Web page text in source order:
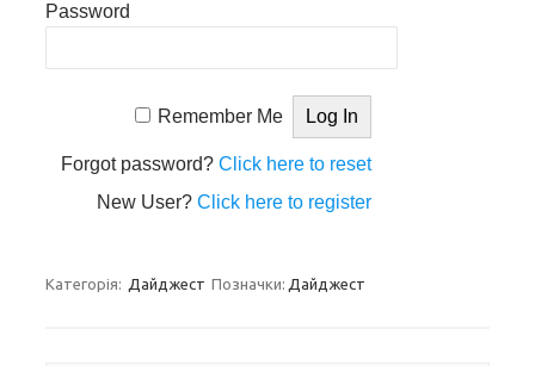
Password
Remember Me
Forgot password?Click here to reset
New User?Click here to register
Категорія: Дайджест Позначки: Дайджест